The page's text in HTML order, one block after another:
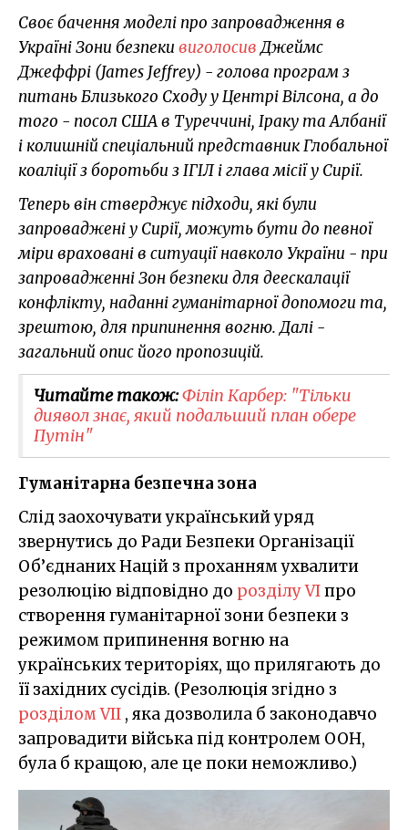
Своє бачення моделі про запровадження в
Україні Зони безпеки виголосивДжеймс
Джеффрі (James Jeffrey) - голова програм з
питань Близького Сходу у Центрі Вілсона, а до
того - посол США в Туреччині, Іраку та Албанії
і колишній спеціальний представник Глобальної
коаліції з боротьби з ІГІЛ і глава місії у Сирії.
Теперь він стверджує підходи, які були
запроваджені у Сирії, можуть бути до певної
міри враховані в ситуації навколо України - при
запровадженні Зон безпеки для деескалації
конфлікту, наданні гуманітарної допомоги та,
зрештою, для припинення вогню. Далі -
загальний опис його пропозицій.
Читайте також:Філіп Карбер: "Тільки
диявол знає, який подальший план обере
Путін"
Гуманітарна безпечна зона
Слід заохочувати український уряд
звернутись до Ради Безпеки Організації
Об’єднаних Націй з проханням ухвалити
резолюцію відповідно до розділу VIпро
створення гуманітарної зони безпеки з
режимом припинення вогню на
українських територіях, що прилягають до
її західних сусідів. (Резолюція згідно з
розділом VII , яка дозволила б законодавчо
запровадити війська під контролем ООН,
була б кращою, але це поки неможливо.)